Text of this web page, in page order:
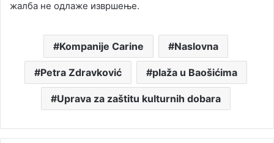
жалба не одлаже извршење.
Kompanije Carine Naslovna
Petra Zdravković plaža u Baošićima
Uprava za zaštitu kulturnih dobara